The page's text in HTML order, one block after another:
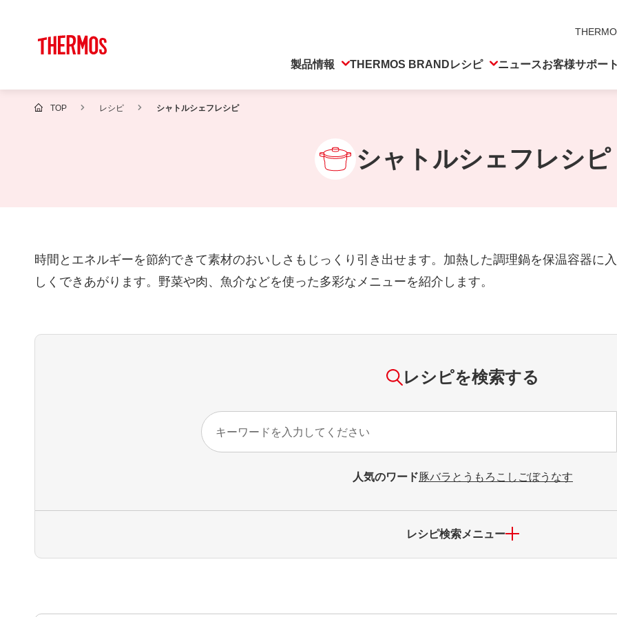
製品情報 THERMOS BRANDレシピ ニュースお客様サポー
TOP レシピ シャトルシェフレシピ
シャトルシェフレシピ
時間とエネルギーを節約できて素材のおいしさもじっくり引き出せます。加熱した調理鍋を保温容器に
しくできあがります。野菜や肉、魚介などを使った多彩なメニューを紹介します。
レシピを検索する
人気のワード豚バラ とうもろこし ごぼう なす
レシピ検索メニュー